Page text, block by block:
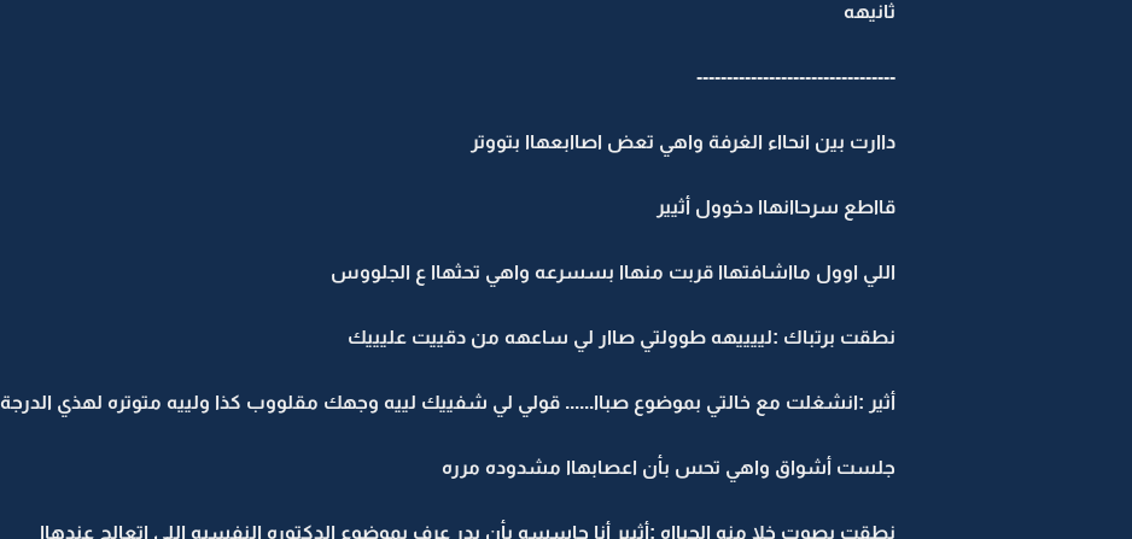
ثانيهه
---------------------------------
داارت بين انحااء الغرفة واهي تعض اصاابعهاا بتووتر
قااطع سرحاانهاا دخوول أثيير
اللي اوول مااشافتهاا قربت منهاا بسسرعه واهي تحثهاا ع الجلووس
نطقت برتباك :لييييهه طوولتي صاار لي ساعهه من دقييت عليييك
أثير :انشغلت مع خالتي بموضوع صباا...... قولي لي شفييك لييه وجهك مقلووب كذا ولييه متوتره لهذي الدرجة
جلست أشواق واهي تحس بأن اعصابهاا مشدوده مرره
نطقت بصوت خلا منه الحيااه :أثيير أنا حاسسه بأن بدر عرف بموضوع الدكتوره النفسيه اللي اتعالج عندهاا